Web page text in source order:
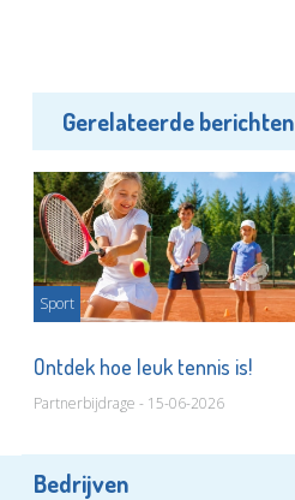
Gerelateerde berichten
Sport
Ontdek hoe leuk tennis is!
Partnerbijdrage - 15-06-2026
Bedrijven